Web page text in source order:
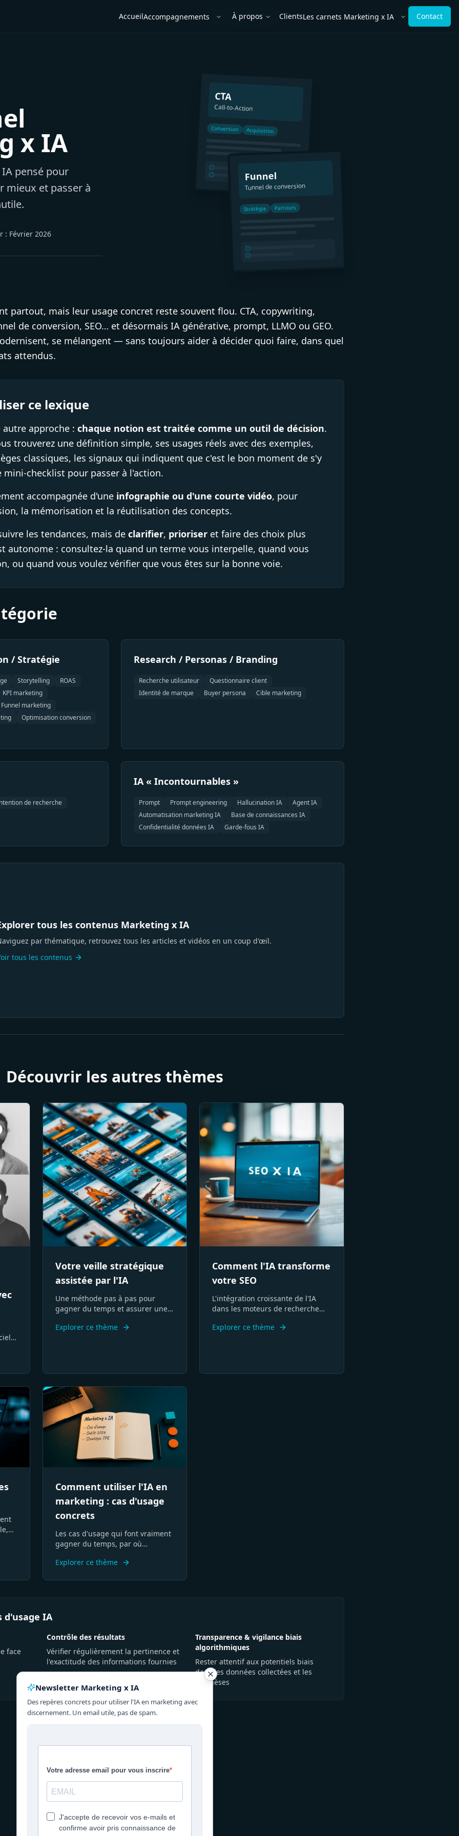
AccueilAccompagnements Ouvrir le menu
À propos ClientsLes carnets Marketing x IA Ouvrir le menu
Contact
x IA
pensé pour
mieux et passer à
: Février 2026
CTA
Call-to-Action
Conversion Acquisition
Funnel
Tunnel de conversion
Stratégie Parcours
partout, mais leur usage concret reste souvent flou. CTA, copywriting,
de conversion, SEO… et désormais IA générative, prompt, LLMO ou GEO.
se mélangent — sans toujours aider à décider quoi faire, dans quel
attendus.
ce lexique
approche : chaque notion est traitée comme un outil de décision.
trouverez une définition simple, ses usages réels avec des exemples,
classiques, les signaux qui indiquent que c'est le bon moment de s'y
mini-checklist pour passer à l'action.
accompagnée d'une infographie ou d'une courte vidéo, pour
la mémorisation et la réutilisation des concepts.
les tendances, mais de clarifier, prioriser et faire des choix plus
autonome : consultez-la quand un terme vous interpelle, quand vous
ou quand vous voulez vérifier que vous êtes sur la bonne voie.
/ Stratégie
Storytelling
ROAS
KPI marketing
Funnel marketing
Optimisation conversion
Research / Personas / Branding
Recherche utilisateur
Questionnaire client
Identité de marque
Buyer persona Cible marketing
de recherche
IA « Incontournables »
Prompt Prompt engineering Hallucination IA
Agent IA
Automatisation marketing IA
Base de connaissances IA
Confidentialité données IA
Garde-fous IA
tous les contenus Marketing x IA
par thématique, retrouvez tous les articles et vidéos en un coup d'œil.
tous les contenus
Découvrir les autres thèmes
Votre veille stratégique
assistée par l'IA
Une méthode pas à pas pour
gagner du temps et assurer une
Explorer ce thème
Comment l'IA transforme
votre SEO
L'intégration croissante de l'IA
dans les moteurs de recherche
pistes concrètes pour faire
Explorer ce thème
Comment utiliser l'IA en
marketing : cas d'usage
concrets
Les cas d'usage qui font vraiment
gagner du temps, par où
à garder en tête.
Explorer ce thème
d'usage IA
face
Contrôle des résultats
Vérifier régulièrement la pertinence et
l'exactitude des informations fournies
Transparence & vigilance biais
algorithmiques
Rester attentif aux potentiels biais
dans les données collectées et les
synthèses
Newsletter Marketing x IA
Des repères concrets pour utiliser l'IA en marketing avec
discernement. Un email utile, pas de spam.